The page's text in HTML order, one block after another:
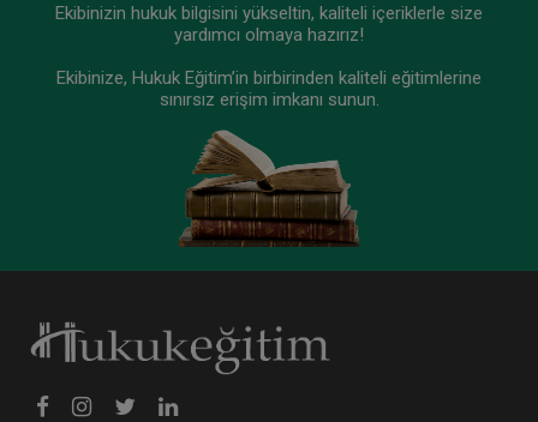
Ekibinizin hukuk bilgisini yükseltin, kaliteli içeriklerle size
yardımcı olmaya hazırız!
Ekibinize, Hukuk Eğitim’in birbirinden kaliteli eğitimlerine
sınırsız erişim imkanı sunun.